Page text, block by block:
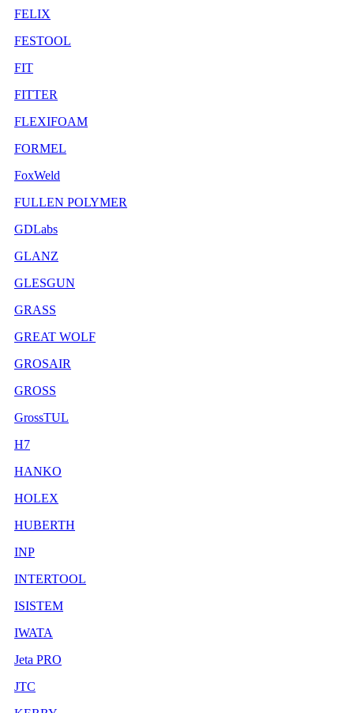
FELIX
FESTOOL
FIT
FITTER
FLEXIFOAM
FORMEL
FoxWeld
FULLEN POLYMER
GDLabs
GLANZ
GLESGUN
GRASS
GREAT WOLF
GROSAIR
GROSS
GrossTUL
H7
HANKO
HOLEX
HUBERTH
INP
INTERTOOL
ISISTEM
IWATA
Jeta PRO
JTC